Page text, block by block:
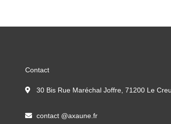
Contact
30 Bis Rue Maréchal Joffre, 71200 Le
contact @axaune.fr